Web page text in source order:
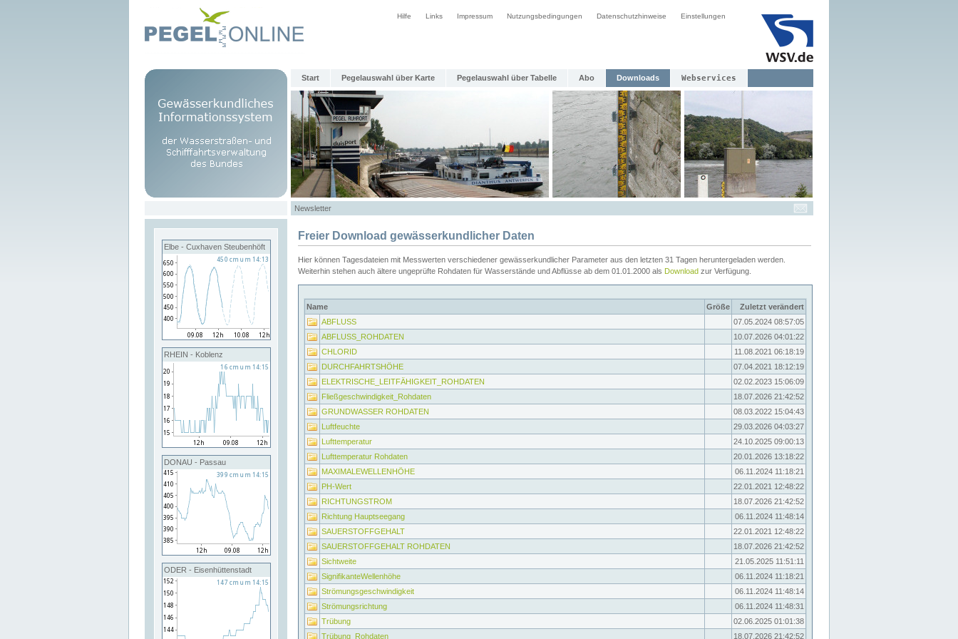
Hilfe Links Impressum Nutzungsbedingungen Datenschutzhinweise Einstellungen
Start Pegelauswahl über Karte Pegelauswahl über Tabelle Abo Downloads Webservices
Newsletter
Elbe - Cuxhaven Steubenhöft
RHEIN - Koblenz
DONAU - Passau
ODER - Eisenhüttenstadt
Freier Download gewässerkundlicher Daten
Hier können Tagesdateien mit Messwerten verschiedener gewässerkundlicher Parameter aus den letzten 31 Tagen heruntergeladen werden.
Weiterhin stehen auch ältere ungeprüfte Rohdaten für Wasserstände und Abflüsse ab dem 01.01.2000 als Download zur Verfügung.
Name Größe
Zuletzt verändert
ABFLUSS
07.05.2024 08:57:05
ABFLUSS_ROHDATEN
10.07.2026 04:01:22
CHLORID
11.08.2021 06:18:19
DURCHFAHRTSHÖHE
07.04.2021 18:12:19
ELEKTRISCHE_LEITFÄHIGKEIT_ROHDATEN
02.02.2023 15:06:09
Fließgeschwindigkeit_Rohdaten
18.07.2026 21:42:52
GRUNDWASSER ROHDATEN
08.03.2022 15:04:43
Luftfeuchte
29.03.2026 04:03:27
Lufttemperatur
24.10.2025 09:00:13
Lufttemperatur Rohdaten
20.01.2026 13:18:22
MAXIMALEWELLENHÖHE
06.11.2024 11:18:21
PH-Wert
22.01.2021 12:48:22
RICHTUNGSTROM
18.07.2026 21:42:52
Richtung Hauptseegang
06.11.2024 11:48:14
SAUERSTOFFGEHALT
22.01.2021 12:48:22
SAUERSTOFFGEHALT ROHDATEN
18.07.2026 21:42:52
Sichtweite
21.05.2025 11:51:11
SignifikanteWellenhöhe
06.11.2024 11:18:21
Strömungsgeschwindigkeit
06.11.2024 11:48:14
Strömungsrichtung
06.11.2024 11:48:31
Trübung
02.06.2025 01:01:38
Trübung_Rohdaten
18.07.2026 21:42:52